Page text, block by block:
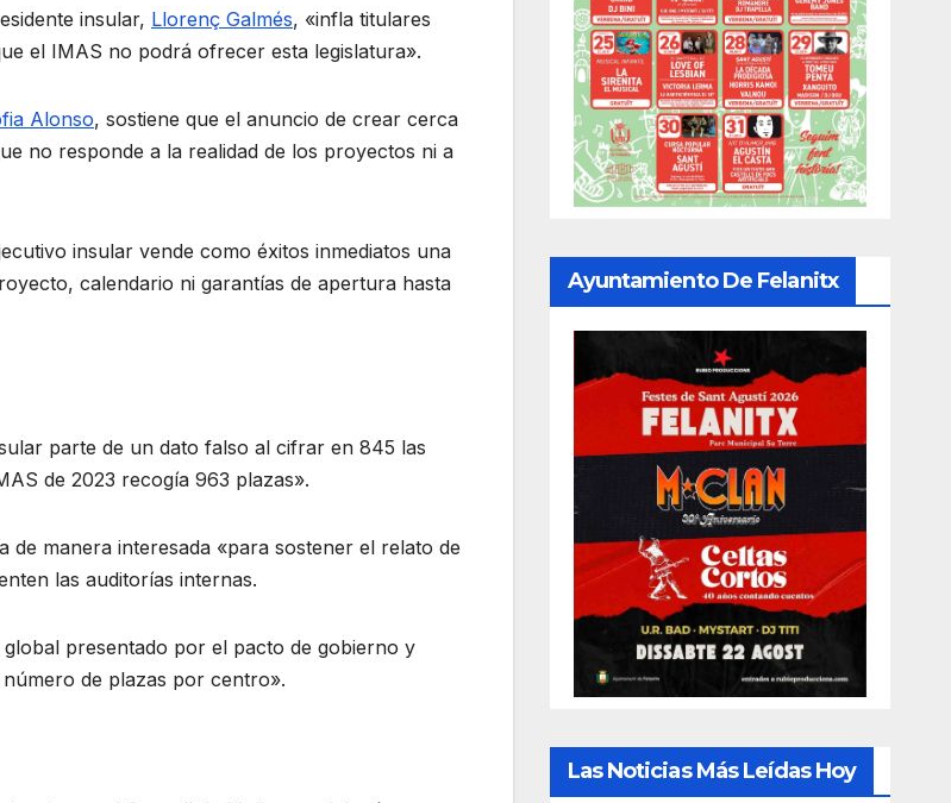
insular, Llorenç Galmés, «infla titulares
el IMAS no podrá ofrecer esta legislatura».
Alonso, sostiene que el anuncio de crear cerca
no responde a la realidad de los proyectos ni a
insular vende como éxitos inmediatos una
calendario ni garantías de apertura hasta
parte de un dato falso al cifrar en 845 las
de 2023 recogía 963 plazas».
de manera interesada «para sostener el relato de
las auditorías internas.
presentado por el pacto de gobierno y
de plazas por centro».
Ayuntamiento De Felanitx
Las Noticias Más Leídas Hoy